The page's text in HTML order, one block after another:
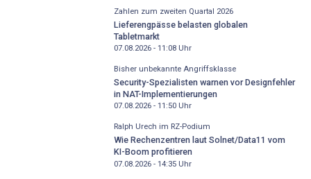
Zahlen zum zweiten Quartal 2026
Lieferengpässe belasten globalen
Tabletmarkt
07.08.2026 - 11:08Uhr
Bisher unbekannte Angriffsklasse
Security-Spezialisten warnen vor Designfehler
in NAT-Implementierungen
07.08.2026 - 11:50Uhr
Ralph Urech im RZ-Podium
Wie Rechenzentren laut Solnet/Data11 vom
KI-Boom profitieren
07.08.2026 - 14:35Uhr